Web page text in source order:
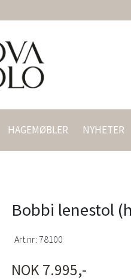
HAGEMØBLER NYHETER
Bobbi lenestol
Art.nr: 78100
NOK 7.995,-